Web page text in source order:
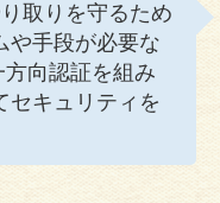
取りを守るため
や手段が必要な
向認証を組み
セキュリティを